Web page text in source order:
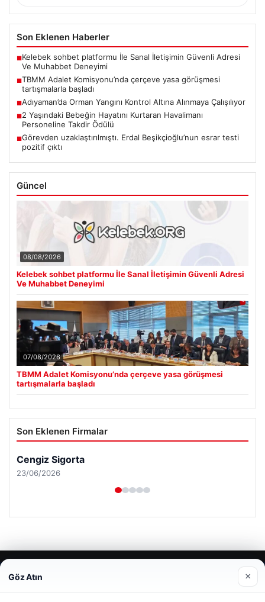
Son Eklenen Haberler
■Kelebek sohbet platformu İle Sanal İletişimin Güvenli Adresi
Ve Muhabbet Deneyimi
■TBMM Adalet Komisyonu’nda çerçeve yasa görüşmesi
tartışmalarla başladı
■Adıyaman’da Orman Yangını Kontrol Altına Alınmaya Çalışılıyor
■2 Yaşındaki Bebeğin Hayatını Kurtaran Havalimanı
Personeline Takdir Ödülü
■Görevden uzaklaştırılmıştı. Erdal Beşikçioğlu’nun esrar testi
pozitif çıktı
Güncel
08/08/2026
Kelebek sohbet platformu İle Sanal İletişimin Güvenli Adresi
Ve Muhabbet Deneyimi
07/08/2026
TBMM Adalet Komisyonu’nda çerçeve yasa görüşmesi
tartışmalarla başladı
Son Eklenen Firmalar
Cengiz Sigorta
23/06/2026
Web sitemizi nasıl kullandığınızı daha iyi anlayabilmek,
deneyiminizi kişiselleştirmek ve geliştirmek amacıyla çerezler
Göz Atın ×
Yeminli Tercüman|Malta Dil Okulu|lemagrup.com.tr